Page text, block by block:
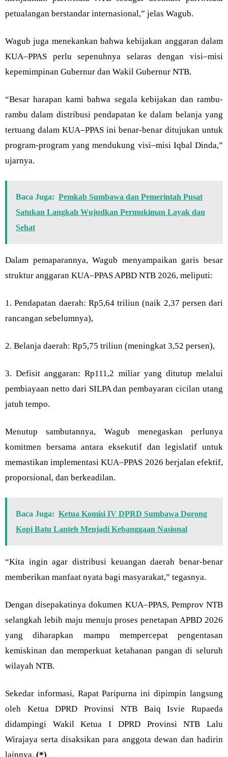
petualangan berstandar internasional,” jelas Wagub.
Wagub juga menekankan bahwa kebijakan anggaran dalam
KUA–PPAS perlu sepenuhnya selaras dengan visi–misi
kepemimpinan Gubernur dan Wakil Gubernur NTB.
“Besar harapan kami bahwa segala kebijakan dan rambu-
rambu dalam distribusi pendapatan ke dalam belanja yang
tertuang dalam KUA–PPAS ini benar-benar ditujukan untuk
program-program yang mendukung visi–misi Iqbal Dinda,”
ujarnya.
Baca Juga: Pemkab Sumbawa dan Pemerintah Pusat
Satukan Langkah Wujudkan Permukiman Layak dan
Sehat
Dalam pemaparannya, Wagub menyampaikan garis besar
struktur anggaran KUA–PPAS APBD NTB 2026, meliputi:
1. Pendapatan daerah: Rp5,64 triliun (naik 2,37 persen dari
rancangan sebelumnya),
2. Belanja daerah: Rp5,75 triliun (meningkat 3,52 persen),
3. Defisit anggaran: Rp111,2 miliar yang ditutup melalui
pembiayaan netto dari SILPA dan pembayaran cicilan utang
jatuh tempo.
Menutup sambutannya, Wagub menegaskan perlunya
komitmen bersama antara eksekutif dan legislatif untuk
memastikan implementasi KUA–PPAS 2026 berjalan efektif,
proporsional, dan berkeadilan.
Baca Juga: Ketua Komisi IV DPRD Sumbawa Dorong
Kopi Batu Lanteh Menjadi Kebanggaan Nasional
“Kita ingin agar distribusi keuangan daerah benar-benar
memberikan manfaat nyata bagi masyarakat,” tegasnya.
Dengan disepakatinya dokumen KUA–PPAS, Pemprov NTB
selangkah lebih maju menuju proses penetapan APBD 2026
yang diharapkan mampu mempercepat pengentasan
kemiskinan dan memperkuat ketahanan pangan di seluruh
wilayah NTB.
Sekedar informasi, Rapat Paripurna ini dipimpin langsung
oleh Ketua DPRD Provinsi NTB Baiq Isvie Rupaeda
didampingi Wakil Ketua I DPRD Provinsi NTB Lalu
Wirajaya serta disaksikan para anggota dewan dan hadirin
lainnya. (*)